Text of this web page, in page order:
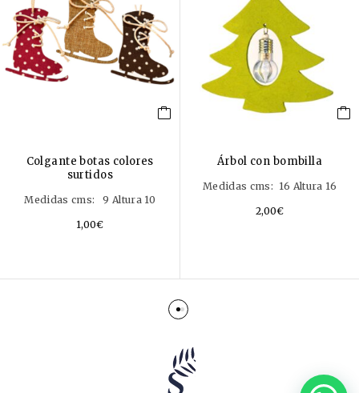
Colgante botas colores
surtidos
Medidas cms: 9 Altura 10
1,00€
Árbol con bombilla
Medidas cms: 16 Altura 16
2,00€